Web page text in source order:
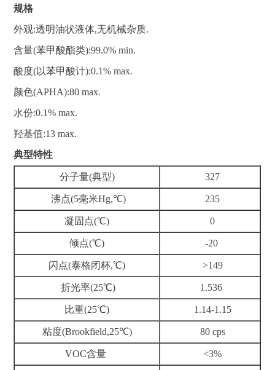
规格
外观:透明油状液体,无机械杂质.
含量(苯甲酸酯类):99.0% min.
酸度(以苯甲酸计):0.1% max.
颜色(APHA):80 max.
水份:0.1% max.
羟基值:13 max.
典型特性
分子量(典型) 327
沸点(5毫米Hg,℃) 235
凝固点(℃) 0
倾点(℃) -20
闪点(泰格闭杯,℃) >149
折光率(25℃) 1.536
比重(25℃) 1.14-1.15
粘度(Brookfield,25℃) 80 cps
VOC含量 <3%